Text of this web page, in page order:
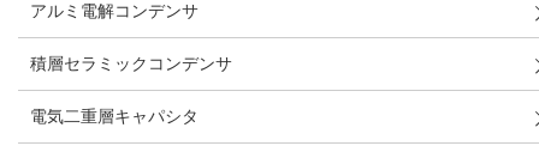
アルミ電解コンデンサ
積層セラミックコンデンサ
電気二重層キャパシタ